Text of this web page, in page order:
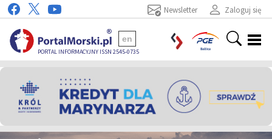
Zaloguj się
Newsletter
PORTAL INFORMACYJNY ISSN 2545-0735
en